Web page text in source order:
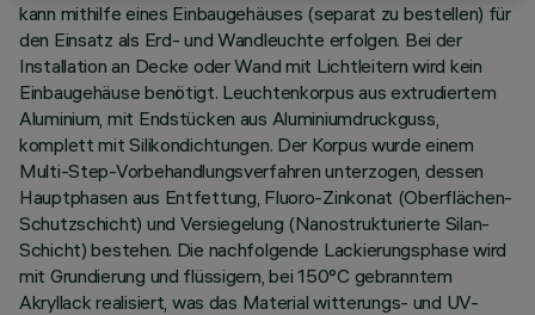
kann mithilfe eines Einbaugehäuses (separat zu bestellen) für
den Einsatz als Erd- und Wandleuchte erfolgen. Bei der
Installation an Decke oder Wand mit Lichtleitern wird kein
Einbaugehäuse benötigt. Leuchtenkorpus aus extrudiertem
Aluminium, mit Endstücken aus Aluminiumdruckguss,
komplett mit Silikondichtungen. Der Korpus wurde einem
Multi-Step-Vorbehandlungsverfahren unterzogen, dessen
Hauptphasen aus Entfettung, Fluoro-Zinkonat (Oberflächen-
Schutzschicht) und Versiegelung (Nanostrukturierte Silan-
Schicht) bestehen. Die nachfolgende Lackierungsphase wird
mit Grundierung und flüssigem, bei 150°C gebranntem
Akryllack realisiert, was das Material witterungs- und UV-